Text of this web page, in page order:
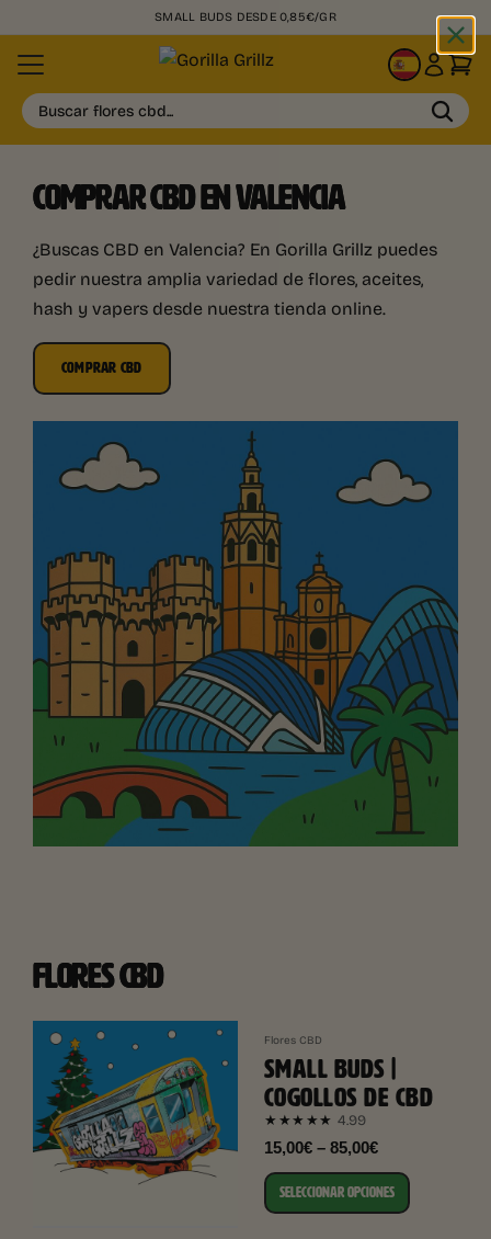
SMALL BUDS DESDE 0,85€/GR
ES
Buscar flores cbd...
COMPRAR CBD EN VALENCIA
¿Buscas CBD en Valencia? En Gorilla Grillz puedes
pedir nuestra amplia variedad de flores, aceites,
hash y vapers desde nuestra tienda online.
COMPRAR CBD
FLORES CBD
Flores CBD
SMALL BUDS |
COGOLLOS DE CBD
★★★★★ 4.99
15,00€ – 85,00€
SELECCIONAR OPCIONES